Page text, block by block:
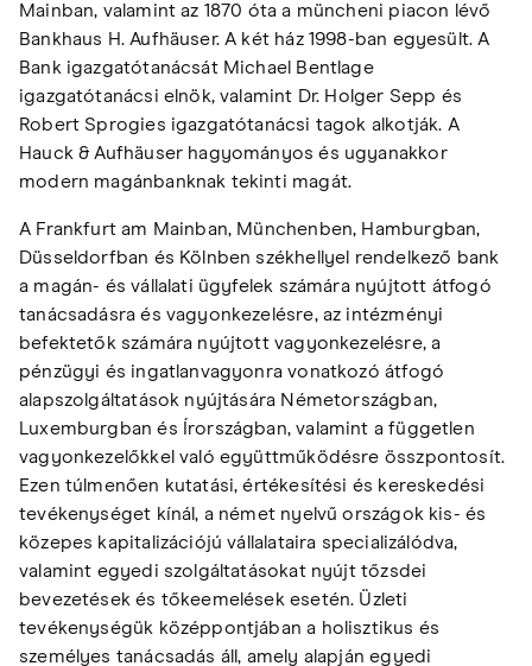
Mainban, valamint az 1870 óta a müncheni piacon lévő
Bankhaus H. Aufhäuser. A két ház 1998-ban egyesült. A
Bank igazgatótanácsát Michael Bentlage
igazgatótanácsi elnök, valamint Dr. Holger Sepp és
Robert Sprogies igazgatótanácsi tagok alkotják. A
Hauck & Aufhäuser hagyományos és ugyanakkor
modern magánbanknak tekinti magát.
A Frankfurt am Mainban, Münchenben, Hamburgban,
Düsseldorfban és Kölnben székhellyel rendelkező bank
a magán- és vállalati ügyfelek számára nyújtott átfogó
tanácsadásra és vagyonkezelésre, az intézményi
befektetők számára nyújtott vagyonkezelésre, a
pénzügyi és ingatlanvagyonra vonatkozó átfogó
alapszolgáltatások nyújtására Németországban,
Luxemburgban és Írországban, valamint a független
vagyonkezelőkkel való együttműködésre összpontosít.
Ezen túlmenően kutatási, értékesítési és kereskedési
tevékenységet kínál, a német nyelvű országok kis- és
közepes kapitalizációjú vállalataira specializálódva,
valamint egyedi szolgáltatásokat nyújt tőzsdei
bevezetések és tőkeemelések esetén. Üzleti
tevékenységük középpontjában a holisztikus és
személyes tanácsadás áll, amely alapján egyedi